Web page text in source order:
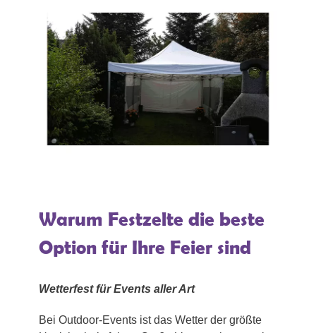
Warum Festzelte die beste
Option für Ihre Feier sind
Wetterfest für Events aller Art
Bei Outdoor-Events ist das Wetter der größte